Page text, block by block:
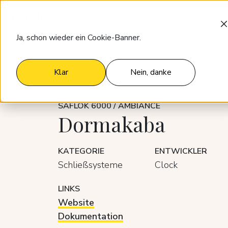
Ja, schon wieder ein Cookie-Banner.
Klar Nein, danke
SAFLOK 6000 / AMBIANCE
Dormakaba
KATEGORIE
Schließsysteme
ENTWICKLER
Clock
LINKS
Website
Dokumentation